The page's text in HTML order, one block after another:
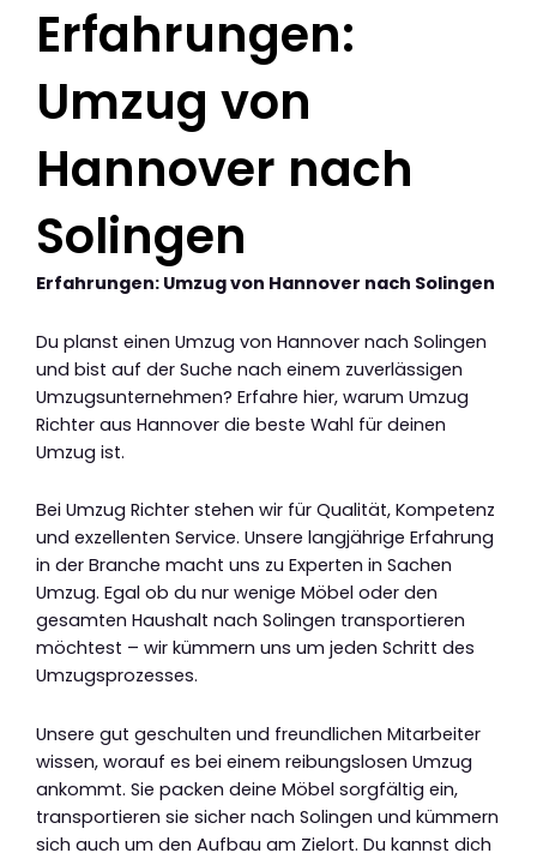
Erfahrungen:
Umzug von
Hannover nach
Solingen
Erfahrungen: Umzug von Hannover nach Solingen
Du planst einen Umzug von Hannover nach Solingen
und bist auf der Suche nach einem zuverlässigen
Umzugsunternehmen? Erfahre hier, warum Umzug
Richter aus Hannover die beste Wahl für deinen
Umzug ist.
Bei Umzug Richter stehen wir für Qualität, Kompetenz
und exzellenten Service. Unsere langjährige Erfahrung
in der Branche macht uns zu Experten in Sachen
Umzug. Egal ob du nur wenige Möbel oder den
gesamten Haushalt nach Solingen transportieren
möchtest – wir kümmern uns um jeden Schritt des
Umzugsprozesses.
Unsere gut geschulten und freundlichen Mitarbeiter
wissen, worauf es bei einem reibungslosen Umzug
ankommt. Sie packen deine Möbel sorgfältig ein,
transportieren sie sicher nach Solingen und kümmern
sich auch um den Aufbau am Zielort. Du kannst dich